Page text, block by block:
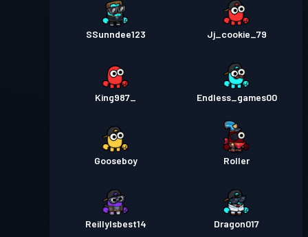
SSunndee123 Jj_cookie_79
King987_ Endless_games00
Gooseboy Roller
ReillyIsbest14 Dragon017